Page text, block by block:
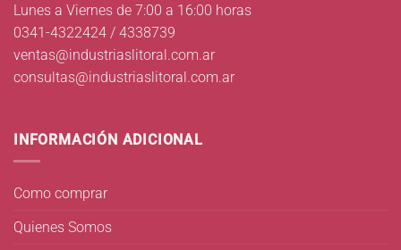
Lunes a Viernes de 7:00 a 16:00 horas
0341-4322424 / 4338739
ventas@industriaslitoral.com.ar
consultas@industriaslitoral.com.ar
INFORMACIÓN ADICIONAL
Como comprar
Quienes Somos